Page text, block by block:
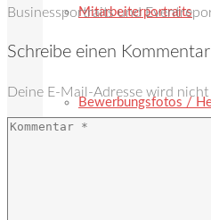
Mitarbeiterportraits
Bewerbungsfotos /
Businessportraits und
Schreibe einen Kommentar
Deine E-Mail-Adresse wird